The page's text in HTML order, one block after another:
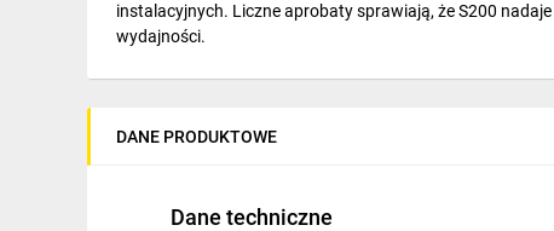
Dom i ogród
Klimatyzacja
IT, GSM
instalacyjnych. Liczne aprobaty sprawiają, że S200
wydajności.
DANE PRODUKTOWE
Dane techniczne